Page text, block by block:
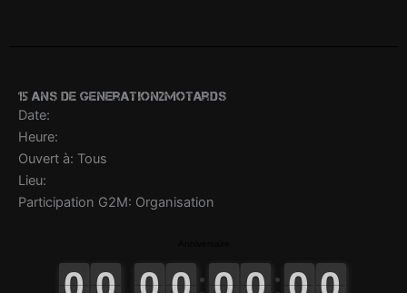
15 ans de generation2motards
Date:
Heure:
Ouvert à: Tous
Lieu:
Participation G2M: Organisation